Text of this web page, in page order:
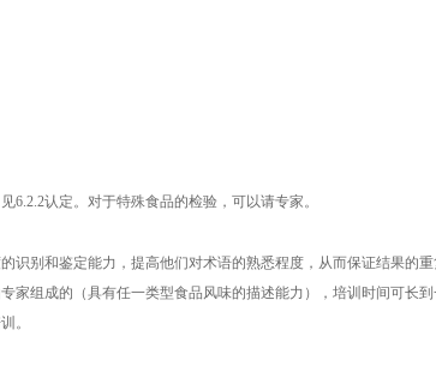
认定。对于特殊食品的检验，可以请专家。
别和鉴定能力，提高他们对术语的熟悉程度，从而保证结果的重
组成的（具有任一类型食品风味的描述能力），培训时间可长到
。